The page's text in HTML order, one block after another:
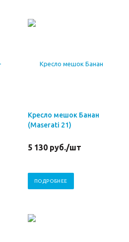
Кресло мешок Банан
(Maserati 21)
5 130 руб./шт
ПОДРОБНЕЕ